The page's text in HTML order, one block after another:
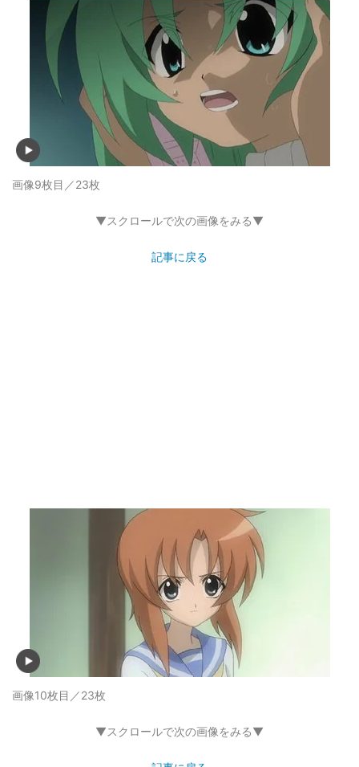
画像9枚目／23枚
▼スクロールで次の画像をみる▼
記事に戻る
画像10枚目／23枚
▼スクロールで次の画像をみる▼